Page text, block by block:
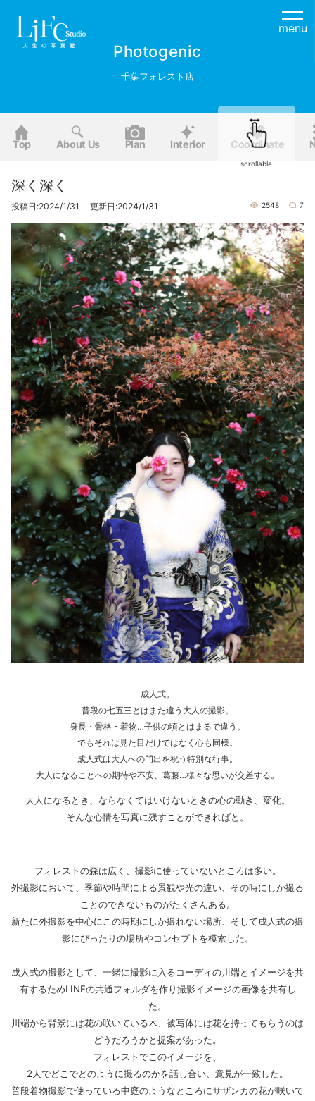
menu
Photogenic
千葉フォレスト店
Top About Us Plan Interior Coordinate
深く深く
投稿日:2024/1/31 更新日:2024/1/31 2548 7
成人式。
普段の七五三とはまた違う大人の撮影。
身長・骨格・着物…子供の頃とはまるで違う。
でもそれは見た目だけではなく心も同様。
成人式は大人への門出を祝う特別な行事。
大人になることへの期待や不安、葛藤…様々な思いが交差する。
大人になるとき、ならなくてはいけないときの心の動き、変化。
そんな心情を写真に残すことができればと。
フォレストの森は広く、撮影に使っていないところは多い。
外撮影において、季節や時間による景観や光の違い、その時にしか撮る
ことのできないものがたくさんある。
新たに外撮影を中心にこの時期にしか撮れない場所、そして成人式の撮
影にぴったりの場所やコンセプトを模索した。
成人式の撮影として、一緒に撮影に入るコーディの川端とイメージを共
有するためLINEの共通フォルダを作り撮影イメージの画像を共有し
た。
川端から背景には花の咲いている木、被写体には花を持ってもらうのは
どうだろうかと提案があった。
フォレストでこのイメージを、
2人でどこでどのように撮るのかを話し合い、意見が一致した。
普段着物撮影で使っている中庭のようなところにサザンカの花が咲いて